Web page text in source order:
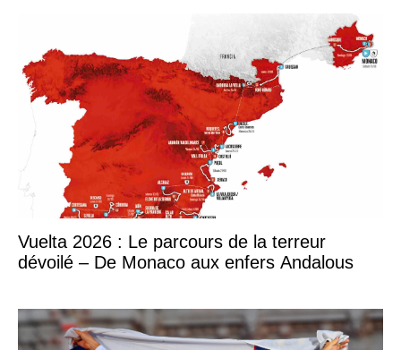
Vuelta 2026 : Le parcours de la terreur
dévoilé – De Monaco aux enfers Andalous